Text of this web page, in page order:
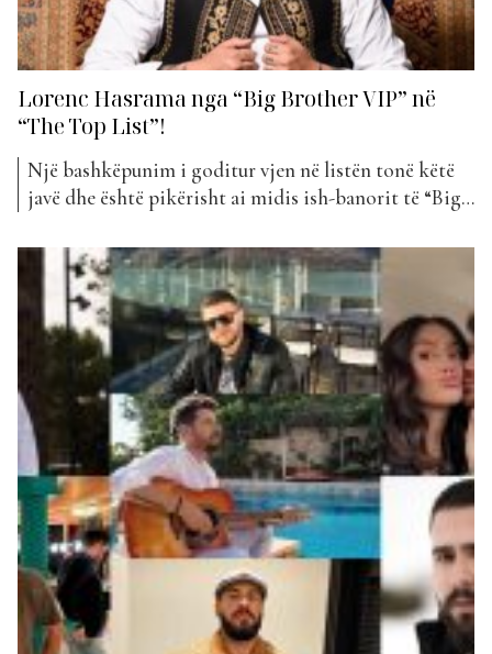
Lorenc Hasrama nga “Big Brother VIP” në
“The Top List”!
Një bashkëpunim i goditur vjen në listën tonë këtë
javë dhe është pikërisht ai midis ish-banorit të “Big
tyre që u bë shumë shpejt virale mban titullin ”Të
Doja”. Ky projekt u publikua vetëm pak ditë më parë,
kur Lorenci ishte ende...